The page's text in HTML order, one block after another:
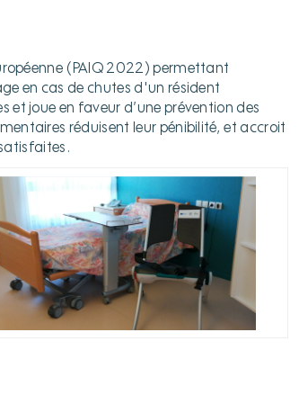
(PAIQ 2022) permettant
en cas de chutes d'un résident
et joue en faveur d’une prévention des
réduisent leur pénibilité, et accroit